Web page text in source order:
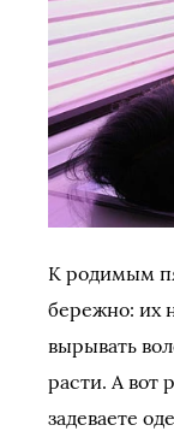
К родимым
бережно: их
вырывать
расти. А вот
задеваете